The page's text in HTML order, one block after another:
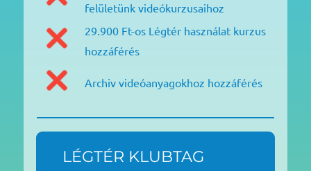
felületünk videókurzusaihoz
29.900 Ft-os Légtér használat kurzus
hozzáférés
Archiv videóanyagokhoz hozzáférés
LÉGTÉR KLUBTAG